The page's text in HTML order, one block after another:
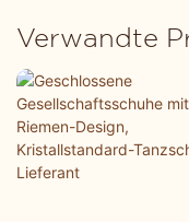
Verwandte